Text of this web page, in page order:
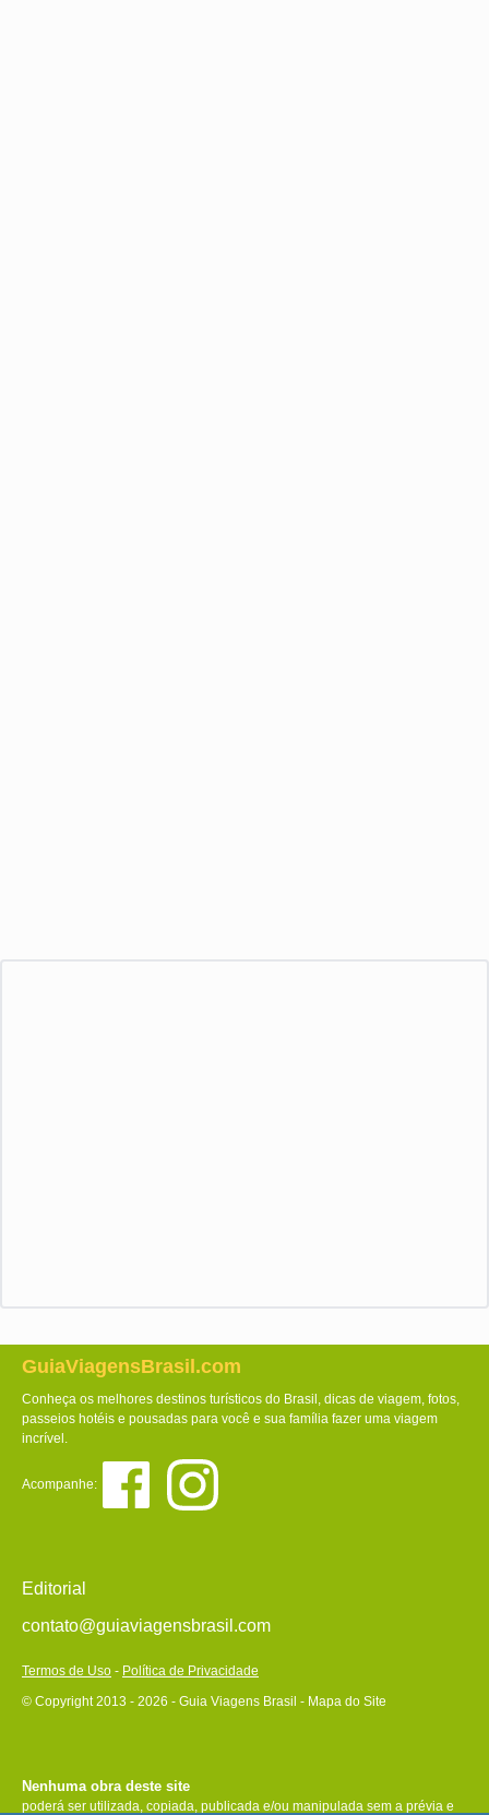
GuiaViagensBrasil.com
Conheça os melhores destinos turísticos do Brasil, dicas de viagem, fotos,
passeios hotéis e pousadas para você e sua família fazer uma viagem
incrível.
Acompanhe:
Editorial
contato@guiaviagensbrasil.com
Termos de Uso - Política de Privacidade
© Copyright 2013 - 2026 - Guia Viagens Brasil - Mapa do Site
Nenhuma obra deste site
poderá ser utilizada, copiada, publicada e/ou manipulada sem a prévia e